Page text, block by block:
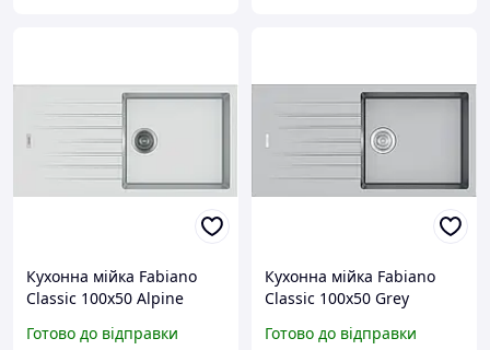
Кухонна мійка Fabiano
Classic 100x50 Alpine
Готово до відправки
Кухонна мійка Fabiano
Classic 100x50 Grey
Готово до відправки